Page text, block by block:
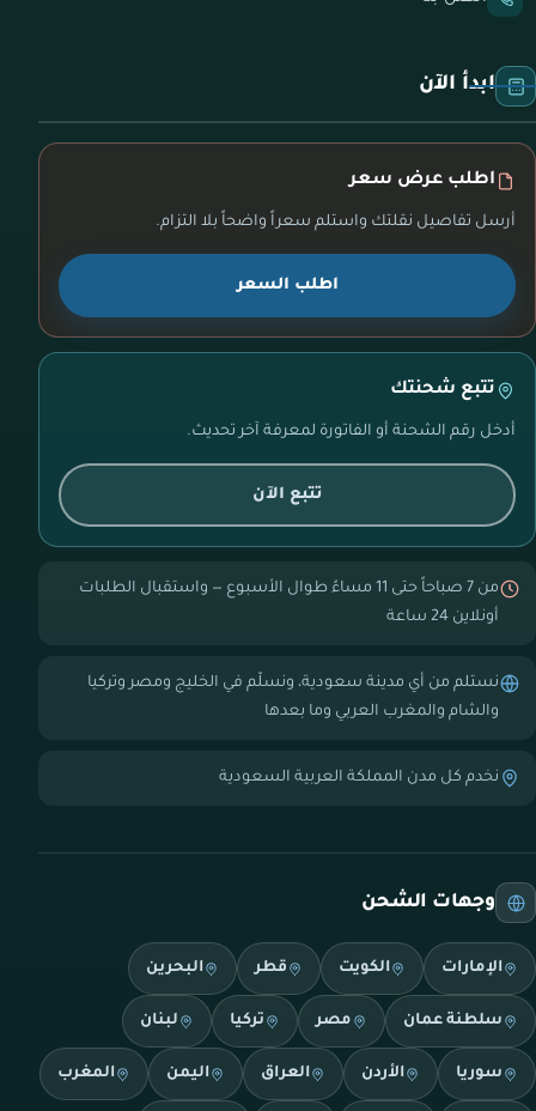
ابدأ الآن
اطلب عرض سعر
أرسل تفاصيل نقلتك واستلم سعراً واضحاً بلا التزام.
اطلب السعر
تتبع شحنتك
أدخل رقم الشحنة أو الفاتورة لمعرفة آخر تحديث.
تتبع الآن
من 7 صباحاً حتى 11 مساءً طوال الأسبوع — واستقبال الطلبات
أونلاين 24 ساعة
نستلم من أي مدينة سعودية، ونسلّم في الخليج ومصر وتركيا
والشام والمغرب العربي وما بعدها
نخدم كل مدن المملكة العربية السعودية
وجهات الشحن
الإمارات الكويت قطر البحرين
سلطنة عمان مصر تركيا لبنان
سوريا الأردن العراق اليمن المغرب